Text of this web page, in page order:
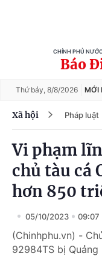
CHÍNH PHỦ
Báo
Thứ bảy, 8/8/2026 MỚI
Xã hội Pháp luật
Vi phạm
chủ tàu cá
hơn 850
05/10/2023 09:07
(Chinhphu.vn) -
92984TS bị